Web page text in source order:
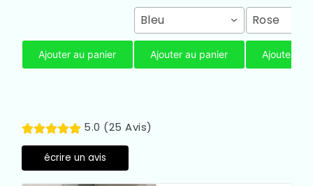
Ajouter au panier
Bleu
Ajouter au panier
Rose
Ajouter au
5.0 (25 Avis)
écrire un avis